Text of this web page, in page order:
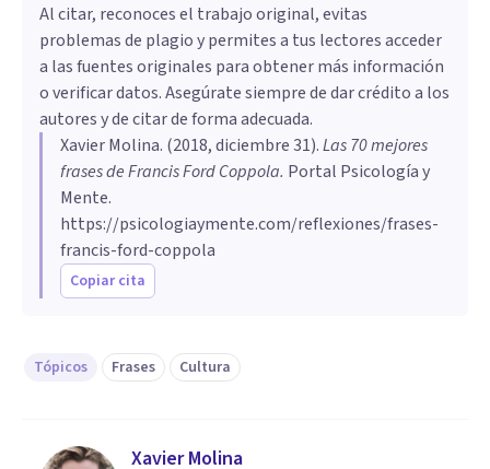
Al citar, reconoces el trabajo original, evitas
problemas de plagio y permites a tus lectores acceder
a las fuentes originales para obtener más información
o verificar datos. Asegúrate siempre de dar crédito a los
autores y de citar de forma adecuada.
Xavier Molina. (2018, diciembre 31).Las 70 mejores
frases de Francis Ford Coppola. Portal Psicología y
Mente.
https://psicologiaymente.com/reflexiones/frases-
francis-ford-coppola
Copiar cita
Tópicos Frases Cultura
Xavier Molina